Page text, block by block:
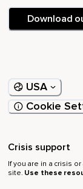
Download
USA
Cookie
Crisis support
If you are in a crisis
site. Use these